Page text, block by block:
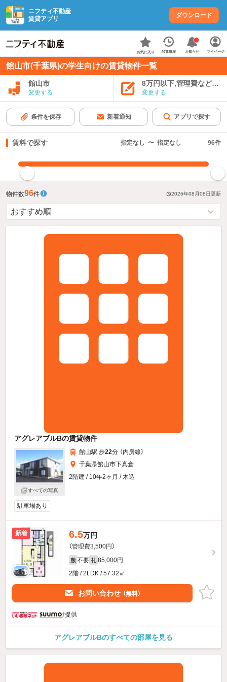
ニフティ不動産
賃貸アプリ
ダウンロード
お気に入り 閲覧履歴 お知らせ マイページ
館山市(千葉県)の学生向けの賃貸物件一覧
館山市
変更する
8万円以下,管理費など込み
変更する
条件を保存 新着通知 アプリで探す
賃料で探す 指定なし 〜 指定なし 96件
物件数96件 2026年08月08日更新
アグレアブルBの賃貸物件
すべての写真
館山駅 歩22分 （内房線）
千葉県館山市下真倉
2階建 / 10年2ヶ月 / 木造
駐車場あり
新着 6.5万円
（管理費3,500円）
敷 不要 礼 85,000円
2階 / 2LDK / 57.32㎡
お問い合わせ （無料）
提供
アグレアブルBのすべての部屋を見る